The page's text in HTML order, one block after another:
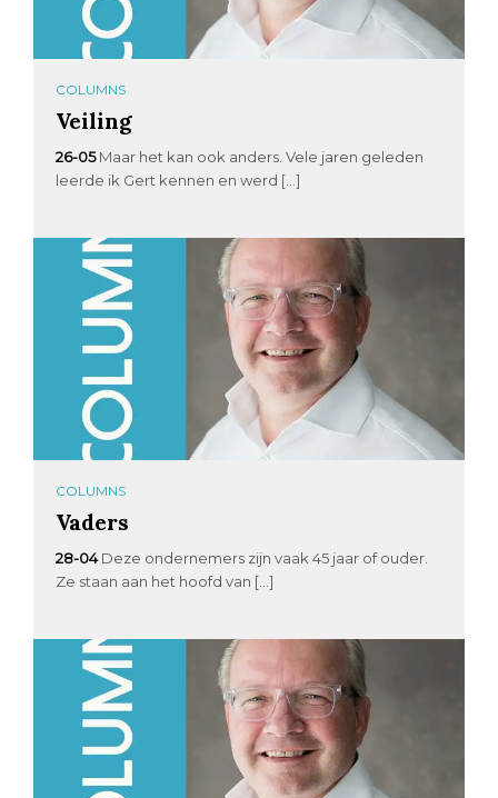
COLUMNS
Veiling
26-05 Maar het kan ook anders. Vele jaren geleden
leerde ik Gert kennen en werd […]
COLUMNS
Vaders
28-04 Deze ondernemers zijn vaak 45 jaar of ouder.
Ze staan aan het hoofd van […]